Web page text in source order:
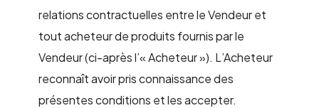
relations contractuelles entre le Vendeur et
tout acheteur de produits fournis par le
Vendeur (ci-après l’« Acheteur »). L’Acheteur
reconnaît avoir pris connaissance des
présentes conditions et les accepter.